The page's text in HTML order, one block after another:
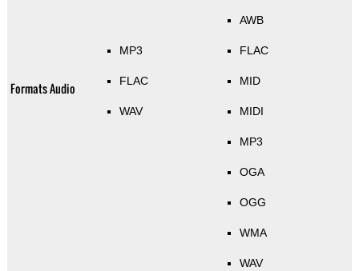
Formats Audio
MP3
FLAC
WAV
AWB
FLAC
MID
MIDI
MP3
OGA
OGG
WMA
WAV